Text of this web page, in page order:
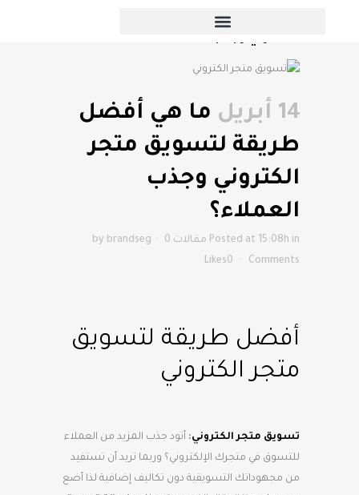
ما هي أفضل طريقة لتسويق متجر
14 أبريل
ما هي أفضل
طريقة لتسويق متجر
الكتروني وجذب
العملاء؟
Posted at 15:08h in مقالات by brandseg
0
Comments
0
Likes
أفضل طريقة لتسويق
متجر الكتروني
تسويق متجر الكتروني: أتود جذب المزيد من العملاء
للتسوق في متجرك الإلكتروني؟ وربما تريد أن تستفيد
من مجهوداتك التسويقية دون تكاليف إضافية لذا أضع